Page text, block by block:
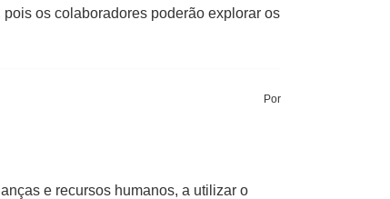
os colaboradores poderão explorar os
Por
e recursos humanos, a utilizar o